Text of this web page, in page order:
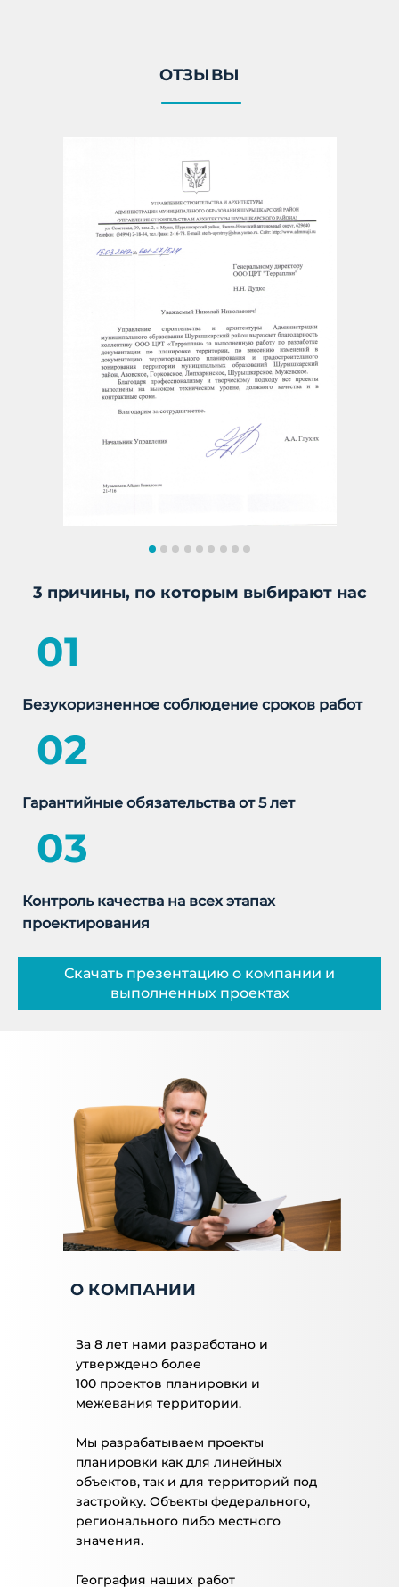
ОТЗЫВЫ
3 причины, по которым выбирают нас
01
Безукоризненное соблюдение сроков работ
02
Гарантийные обязательства от 5 лет
03
Контроль качества на всех этапах
проектирования
Скачать презентацию о компании и
выполненных проектах
О КОМПАНИИ
За 8 лет нами разработано и
утверждено более
100 проектов планировки и
межевания территории.
Мы разрабатываем проекты
планировки как для линейных
объектов, так и для территорий под
застройку. Объекты федерального,
регионального либо местного
значения.
География наших работ